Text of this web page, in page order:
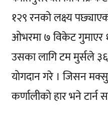
१२९ रनको लक्ष्य
ओभरमा ७ विकेट गुमाएर
उसका लागि टम मुर्सले
योगदान गरे । जिसन
कर्णालीको हार भने